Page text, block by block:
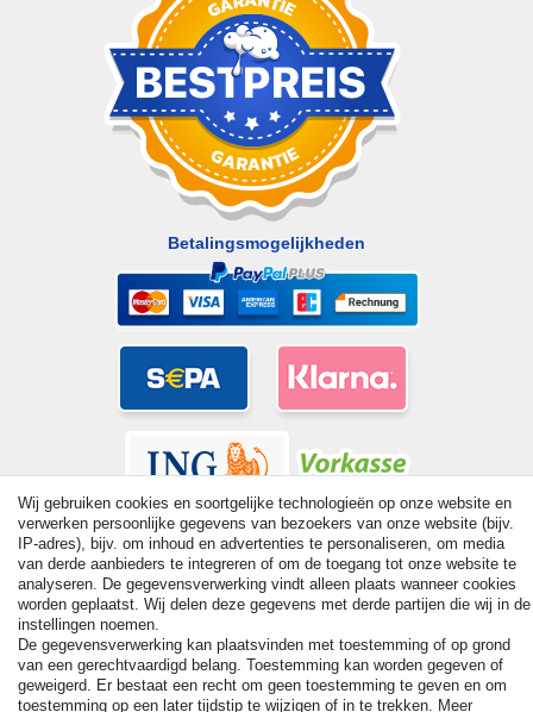
Betalingsmogelijkheden
© Copyright 2026 | Alle rechten voorbehouden. - All rights
reserved. Prices incl. VAT. 19% VAT Basic prices see article detail
| * Applies to deliveries to the UK!
Wij gebruiken cookies en soortgelijke technologieën op onze website en
verwerken persoonlijke gegevens van bezoekers van onze website (bijv.
IP-adres), bijv. om inhoud en advertenties te personaliseren, om media
van derde aanbieders te integreren of om de toegang tot onze website te
analyseren. De gegevensverwerking vindt alleen plaats wanneer cookies
worden geplaatst. Wij delen deze gegevens met derde partijen die wij in de
instellingen noemen.
De gegevensverwerking kan plaatsvinden met toestemming of op grond
van een gerechtvaardigd belang. Toestemming kan worden gegeven of
geweigerd. Er bestaat een recht om geen toestemming te geven en om
toestemming op een later tijdstip te wijzigen of in te trekken. Meer